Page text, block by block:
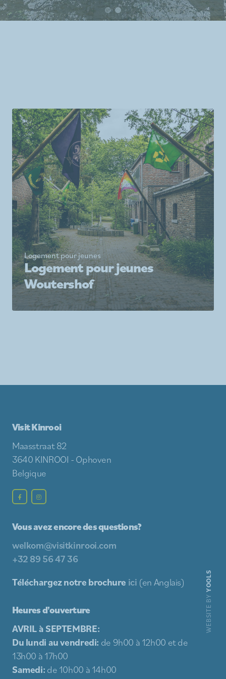
Logement pour jeunes
Logement pour jeunes
Woutershof
Visit Kinrooi
Maasstraat 82
3640 KINROOI - Ophoven
Belgique
Vous avez encore des questions?
welkom@visitkinrooi.com
+32 89 56 47 36
Téléchargez notre brochure ici (en Anglais)
Heures d'ouverture
AVRIL à SEPTEMBRE:
Du lundi au vendredi: de 9h00 à 12h00 et de
13h00 à 17h00
Samedi: de 10h00 à 14h00
WEBSITE BY
YOOLS